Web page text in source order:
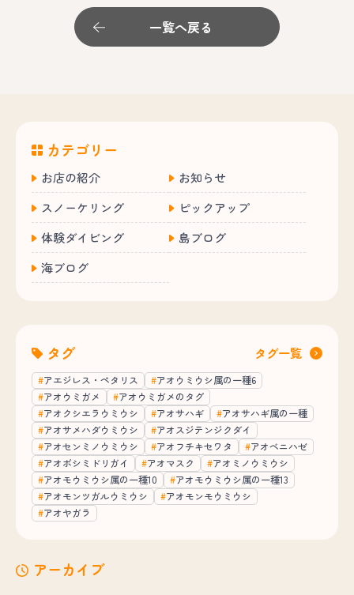
一覧へ戻る
カテゴリー
お店の紹介
お知らせ
スノーケリング
ピックアップ
体験ダイビング
島ブログ
海ブログ
タグ タグ一覧
アエジレス・ペタリス
アオウミウシ属の一種6
アオウミガメ
アオウミガメのタグ
アオクシエラウミウシ
アオサハギ
アオサハギ属の一種
アオサメハダウミウシ
アオスジテンジクダイ
アオセンミノウミウシ
アオフチキセワタ
アオベニハゼ
アオボシミドリガイ
アオマスク
アオミノウミウシ
アオモウミウシ属の一種10
アオモウミウシ属の一種13
アオモンツガルウミウシ
アオモンモウミウシ
アオヤガラ
アーカイブ